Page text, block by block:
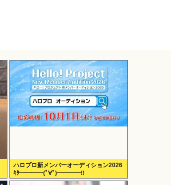
ハロプロ新メンバーオーディション2026
ｷﾀ━━━━(ﾟ∀ﾟ)━━━━!!